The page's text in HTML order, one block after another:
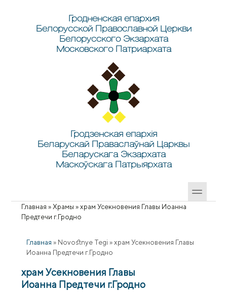
Гродненская епархия
Белорусской Православной Церкви
Белорусского Экзархата
Московского Патриархата
Гродзенская епархія
Беларускай Праваслаўнай Царквы
Беларускага Экзархата
Маскоўскага Патрыярхата
Вы здесь
Главная »Храмы »храм Усекновения Главы Иоанна
Предтечи г.Гродно
Главная » Novostnye Tegi » храм Усекновения Главы
Иоанна Предтечи г.Гродно
храм Усекновения Главы
Иоанна Предтечи г.Гродно